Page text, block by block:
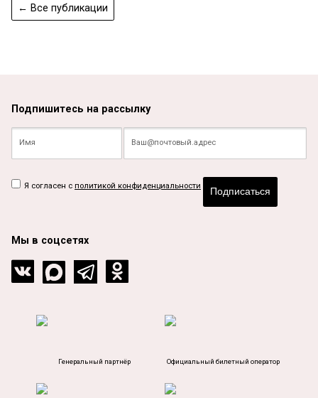
← Все публикации
Подпишитесь на рассылку
Я согласен с политикой конфиденциальности
Подписаться
Мы в соцсетях
Генеральный партнёр Официальный билетный оператор